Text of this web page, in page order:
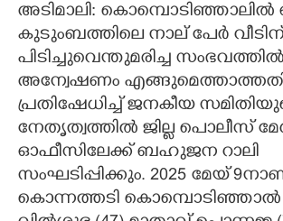
CARTOONS
LITERATURE
ZOOM
CONTACT US
അടിമാലി: കൊമ്പൊടിഞ്ഞാലിൽ
കുടുംബത്തിലെ നാല് പേർ
പിടിച്ചുവെന്തുമരിച്ച
അന്വേഷണം
പ്രതിഷേധിച്ച് ജനകീയ
നേതൃത്വത്തിൽ ജില്ല പൊലീസ്
ഓഫീസിലേക്ക് ബഹുജന റാലി
സംഘടിപ്പിക്കും. 2025 മേയ്
കൊന്നത്തടി കൊമ്പൊടിഞ്ഞാൽ